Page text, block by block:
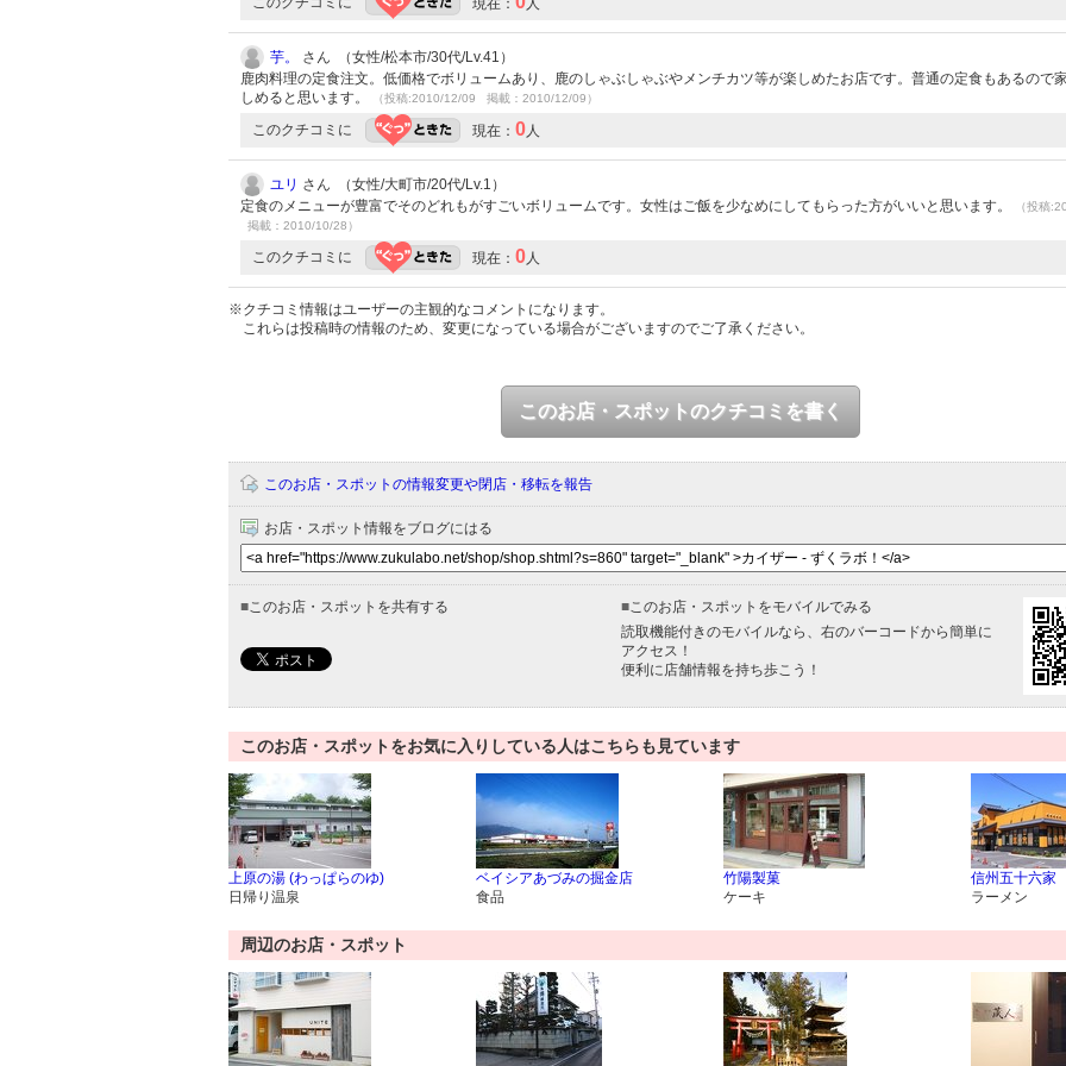
現在： 人
芋。
さん （女性/松本市/30代/Lv.41）
鹿肉料理の定食注文。低価格でボリュームあり、鹿のしゃぶしゃぶやメンチカツ等が楽しめたお店です。普通の定食もあるので
しめると思います。
（投稿:2010/12/09 掲載：2010/12/09）
このクチコミに 現在： 0人
ユリ さん （女性/大町市/20代/Lv.1）
定食のメニューが豊富でそのどれもがすごいボリュームです。女性はご飯を少なめにしてもらった方がいいと思います。
（投稿
掲載：2010/10/28）
このクチコミに 現在： 0人
※クチコミ情報はユーザーの主観的なコメントになります。
これらは投稿時の情報のため、変更になっている場合がございますのでご了承ください。
このお店・スポットのクチコミを書く
このお店・スポットの情報変更や閉店・移転を報告
お店・スポット情報をブログにはる
■このお店・スポットを共有する ■このお店・スポットをモバイルでみる
読取機能付きのモバイルなら、右のバーコードから簡単に
アクセス！
便利に店舗情報を持ち歩こう！
このお店・スポットをお気に入りしている人はこちらも見ています
上原の湯 (わっぱらのゆ)
日帰り温泉
ベイシアあづみの掘金店
食品
竹陽製菓
ケーキ
信州五十六家
ラーメン
周辺のお店・スポット